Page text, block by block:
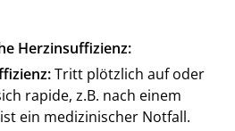
Herzinsuffizienz:
Tritt plötzlich auf oder
rapide, z.B. nach einem
ein medizinischer Notfall.